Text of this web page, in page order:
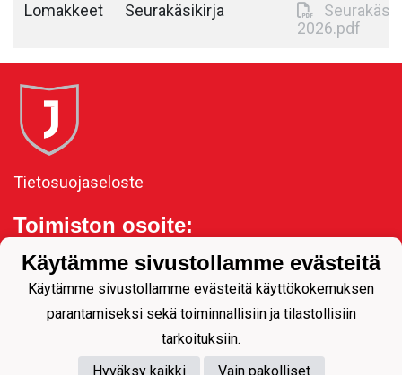
Lomakkeet Seurakäsikirja
2026.pdf
Tietosuojaseloste
Toimiston osoite:
Kauppakatu 11, 80100
Joensuu
Käytämme sivustollamme evästeitä
Käytämme sivustollamme evästeitä käyttökokemuksen
parantamiseksi sekä toiminnallisiin ja tilastollisiin
tarkoituksiin.
Hyväksy kaikki
Vain pakolliset